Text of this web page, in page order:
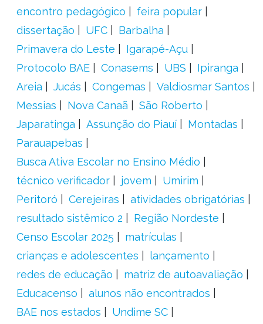
encontro pedagógico
feira popular
dissertação
UFC
Barbalha
Primavera do Leste
Igarapé-Açu
Protocolo BAE
Conasems UBS
Ipiranga
Areia
Jucás Congemas
Valdiosmar Santos
Messias
Nova Canaã
São Roberto
Japaratinga
Assunção do Piauí
Montadas
Parauapebas
Busca Ativa Escolar no Ensino Médio
técnico verificador
jovem
Umirim
Peritoró
Cerejeiras
atividades obrigatórias
resultado sistêmico 2
Região Nordeste
Censo Escolar 2025
matrículas
crianças e adolescentes
lançamento
redes de educação
matriz de autoavaliação
Educacenso
alunos não encontrados
BAE nos estados
Undime SC